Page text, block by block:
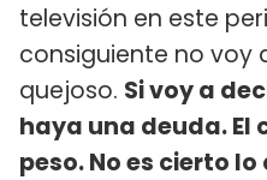
televisión en este
consiguiente no voy
quejoso. Si voy a
haya una deuda. El
peso. No es cierto